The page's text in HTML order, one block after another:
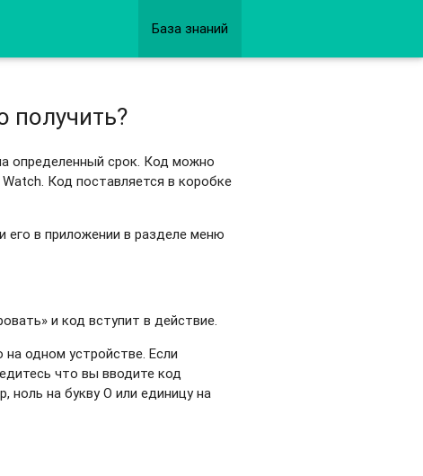
База знаний
получить?
определенный срок. Код можно
Код поставляется в коробке
его в приложении в разделе меню
и код вступит в действие.
одном устройстве. Если
что вы вводите код
ноль на букву О или единицу на